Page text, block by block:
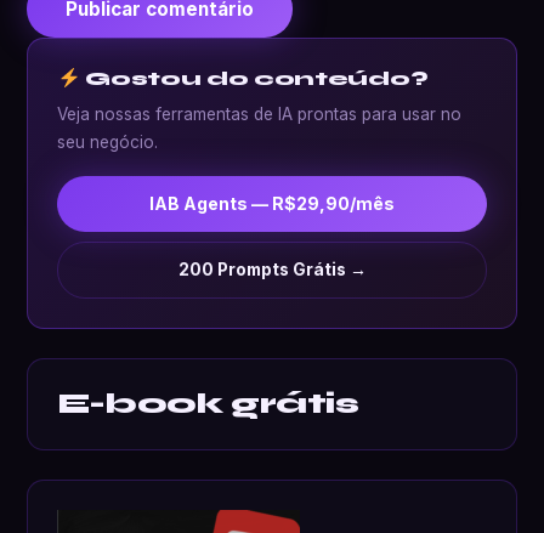
Gostou do conteúdo?
Veja nossas ferramentas de IA prontas para usar no
seu negócio.
IAB Agents — R$29,90/mês
200 Prompts Grátis →
E-book grátis